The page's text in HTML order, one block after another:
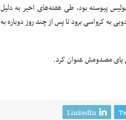
پیوسته بود، طی هفته‌های اخیر به دلیل
به کرواسی برود تا پس از چند روز دوباره به
پای مصدومش عنوان کرد.
LinkedIn